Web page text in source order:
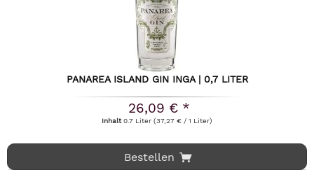
PANAREA ISLAND GIN INGA | 0,7 LITER
26,09 € *
Inhalt0.7 Liter(37,27 € / 1 Liter)
Bestellen